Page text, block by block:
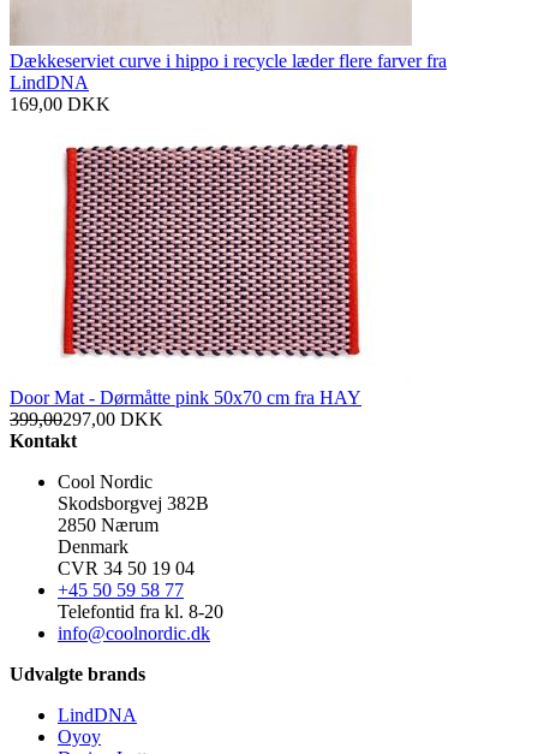
Dækkeserviet curve i hippo i recycle læder flere farver fra
LindDNA
169,00 DKK
Door Mat - Dørmåtte pink 50x70 cm fra HAY
399,00297,00 DKK
Kontakt
Cool Nordic
Skodsborgvej 382B
2850 Nærum
Denmark
CVR 34 50 19 04
+45 50 59 58 77
Telefontid fra kl. 8-20
info@coolnordic.dk
Udvalgte brands
LindDNA
Oyoy